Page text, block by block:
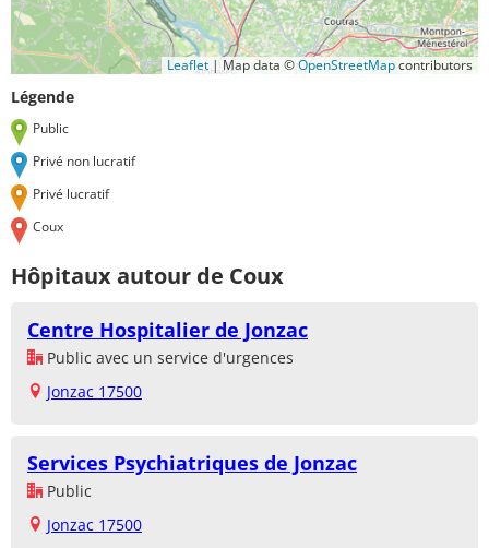
Leaflet | Map data ©OpenStreetMapcontributors
Légende
Public
Privé non lucratif
Privé lucratif
Coux
Hôpitaux autour de Coux
Centre Hospitalier de Jonzac
Public avec un service d'urgences
Jonzac 17500
Services Psychiatriques de Jonzac
Public
Jonzac 17500